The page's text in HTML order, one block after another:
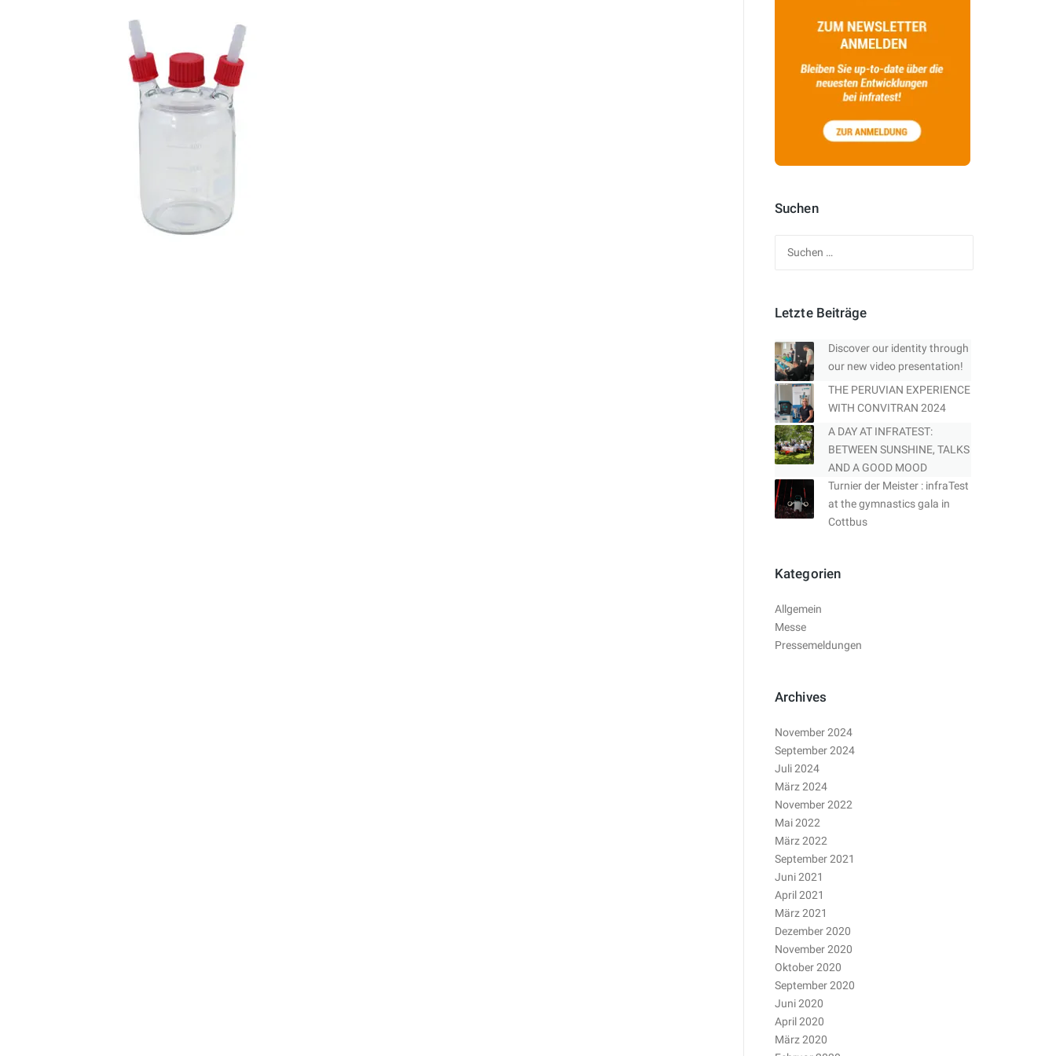
Suchen
Letzte Beiträge
Discover our identity through
our new video presentation!
THE PERUVIAN EXPERIENCE
WITH CONVITRAN 2024
A DAY AT INFRATEST:
BETWEEN SUNSHINE, TALKS
AND A GOOD MOOD
Turnier der Meister : infraTest
at the gymnastics gala in
Cottbus
Kategorien
Allgemein
Messe
Pressemeldungen
Archives
November 2024
September 2024
Juli 2024
März 2024
November 2022
Mai 2022
März 2022
September 2021
Juni 2021
April 2021
März 2021
Dezember 2020
November 2020
Oktober 2020
September 2020
Juni 2020
April 2020
März 2020